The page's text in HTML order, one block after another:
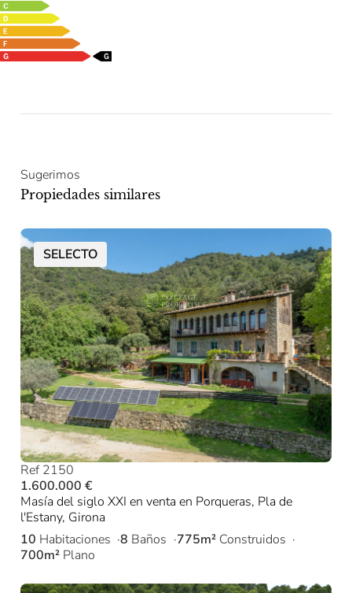
Sugerimos
Propiedades similares
SELECTO
Ref 2150
1.600.000 €
Masía del siglo XXI en venta en Porqueras, Pla de
l'Estany, Girona
10 Habitaciones 8 Baños 775m² Construidos
700m² Plano